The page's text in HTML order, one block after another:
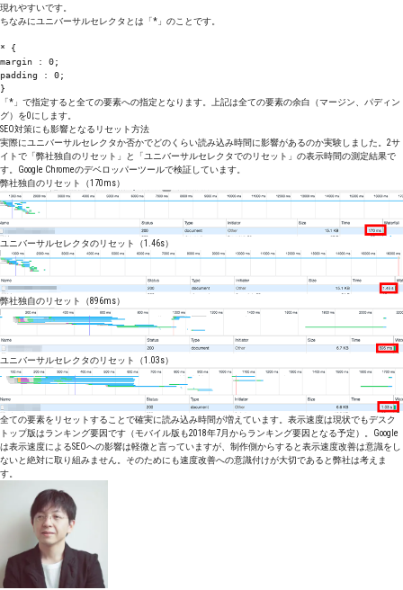
現れやすいです。
ちなみにユニバーサルセレクタとは「*」のことです。
* {
margin : 0;
padding : 0;
}
「*」で指定すると全ての要素への指定となります。上記は全ての要素の余白（マージン、パディン
グ）を0にします。
SEO対策にも影響となるリセット方法
実際にユニバーサルセレクタか否かでどのくらい読み込み時間に影響があるのか実験しました。2サ
イトで「弊社独自のリセット」と「ユニバーサルセレクタでのリセット」の表示時間の測定結果で
す。Google Chromeのデベロッパーツールで検証しています。
弊社独自のリセット（170ms）
ユニバーサルセレクタのリセット（1.46s）
弊社独自のリセット（896ms）
ユニバーサルセレクタのリセット（1.03s）
全ての要素をリセットすることで確実に読み込み時間が増えています。表示速度は現状でもデスク
トップ版はランキング要因です（モバイル版も2018年7月からランキング要因となる予定）。Google
は表示速度によるSEOへの影響は軽微と言っていますが、制作側からすると表示速度改善は意識をし
ないと絶対に取り組みません。そのためにも速度改善への意識付けが大切であると弊社は考えま
す。